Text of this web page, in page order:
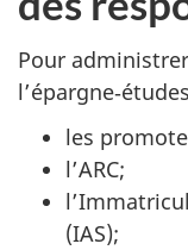
Pour
les
l’ARC;
(IAS);